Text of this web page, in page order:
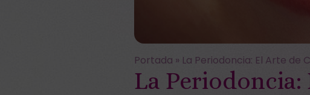
Portada » La Periodoncia: El Arte de
La